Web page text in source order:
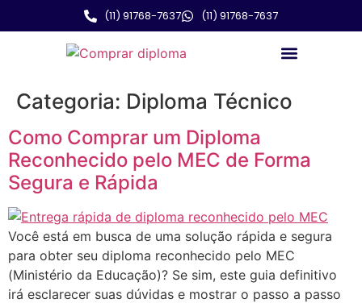
(11) 91768-7637 (11) 91768-7637
Categoria: Diploma Técnico
Como Comprar um Diploma
Reconhecido pelo MEC de Forma
Segura e Rápida
Você está em busca de uma solução rápida e segura
para obter seu diploma reconhecido pelo MEC
(Ministério da Educação)? Se sim, este guia definitivo
irá esclarecer suas dúvidas e mostrar o passo a passo